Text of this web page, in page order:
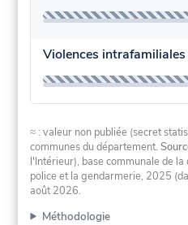
Violences intrafamiliales
≈ : valeur non publiée (secret
communes du département.
l'Intérieur), base communale de
police et la gendarmerie, 2025
août 2026.
Méthodologie